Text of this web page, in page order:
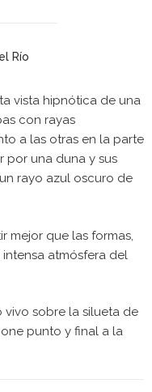
Río
vista hipnótica de una
con rayas
a las otras en la parte
por una duna y sus
rayo azul oscuro de
mejor que las formas,
atmósfera del
vivo sobre la silueta de
punto y final a la